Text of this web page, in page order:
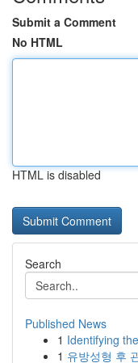
Submit a Comment
No HTML
HTML is disabled
Search
Published News
1 Identifying
1 유방성형 후